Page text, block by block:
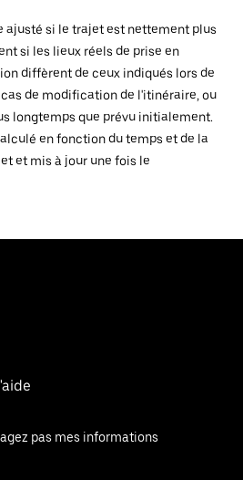
ajusté si le trajet est nettement plus
si les lieux réels de prise en
diffèrent de ceux indiqués lors de
de modification de l'itinéraire, ou
longtemps que prévu initialement.
en fonction du temps et de la
et mis à jour une fois le
pas mes informations